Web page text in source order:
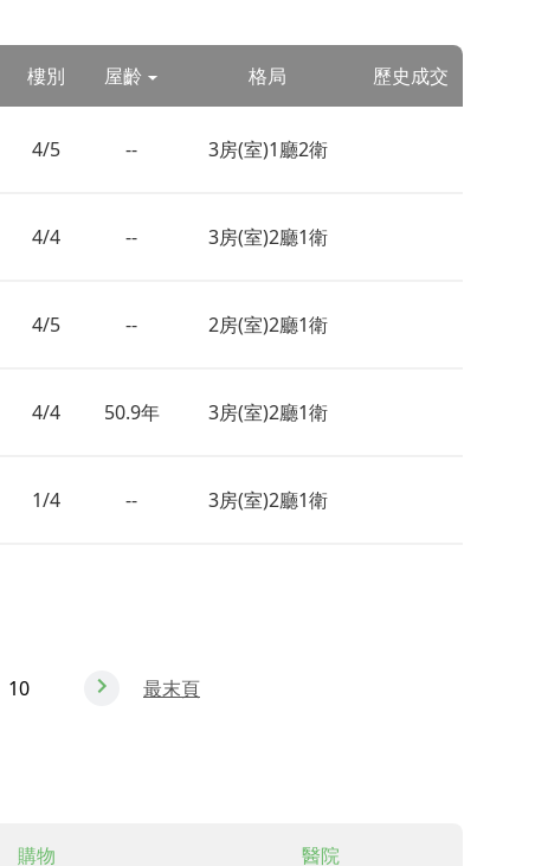
樓別 屋齡 格局 歷史成交
4/5 -- 3房(室)1廳2衛
4/4 -- 3房(室)2廳1衛
4/5 -- 2房(室)2廳1衛
4/4 50.9年 3房(室)2廳1衛
1/4 -- 3房(室)2廳1衛
10 最末頁
購物 醫院